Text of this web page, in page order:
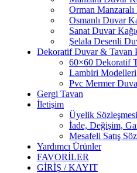
Orman Manzaralı
Osmanlı Duvar
Sanat Duvar
Şelala Desenli
Dekoratif Duvar & Tavan
60×60 Dekoratif
Lambiri Modelleri
Pvc Mermer
Gergi Tavan
İletişim
Üyelik Sözleşmesi
İade, Değişim,
Mesafeli Satış
Yardımcı Ürünler
FAVORİLER
GİRİŞ / KAYIT